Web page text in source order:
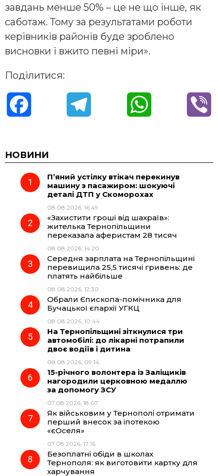
завдань менше 50% – це не що інше, як
саботаж. Тому за результатами роботи
керівників районів буде зроблено
висновки і вжито певні міри».
Поділитися:
c
e
o
k
e
g
r
a
m
t
НОВИНИ
П’яний устілку втікач перекинув
машину з пасажиром: шокуючі
деталі ДТП у Скоморохах
08.08.2026, 16:49
«Захистити гроші від шахраїв»:
жителька Тернопільщини
переказала аферистам 28 тисяч
08.08.2026, 14:20
Середня зарплата на Тернопільщині
перевищила 25,5 тисячі гривень: де
платять найбільше
08.08.2026, 12:30
Обрали Єпископа-помічника для
Бучацької єпархії УГКЦ
08.08.2026, 10:44
На Тернопільщині зіткнулися три
автомобілі: до лікарні потрапили
двоє водіїв і дитина
08.08.2026, 09:14
15-річного волонтера із Заліщиків
нагородили церковною медаллю
за допомогу ЗСУ
07.08.2026, 18:07
Як військовим у Тернополі отримати
перший внесок за іпотекою
«єОселя»
07.08.2026, 17:16
Безоплатні обіди в школах
Тернополя: як виготовити картку для
харчування